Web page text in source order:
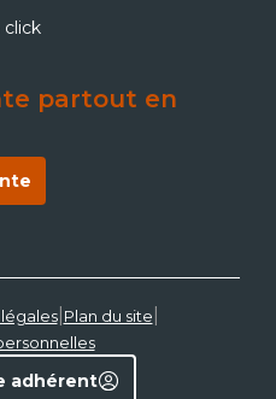
click
partout en
| Plan du site
adhérent